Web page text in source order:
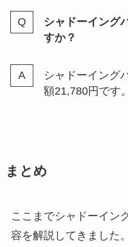
シャドーイング
すか？
シャドーイング
額21,780円です。
まとめ
ここまでシャドーイン
容を解説してきました。